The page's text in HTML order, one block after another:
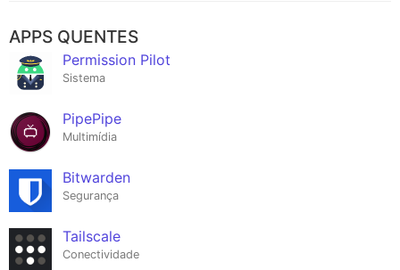
APPS QUENTES
Permission Pilot
Sistema
PipePipe
Multimídia
Bitwarden
Segurança
Tailscale
Conectividade